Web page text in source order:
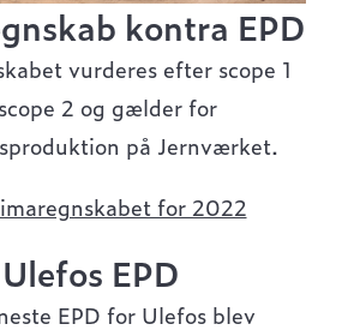
kontra EPD
vurderes efter scope 1
2 og gælder for
på Jernværket.
for 2022
Ulefos EPD
EPD for Ulefos blev